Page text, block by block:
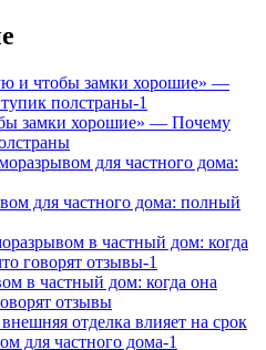
замки хорошие» — Почему
для частного дома: полный
в частный дом: когда она
отзывы